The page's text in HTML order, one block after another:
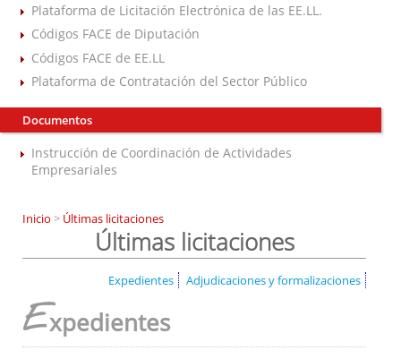
Plataforma de Licitación Electrónica de las EE.LL.
Códigos FACE de Diputación
Códigos FACE de EE.LL
Plataforma de Contratación del Sector Público
Documentos
Instrucción de Coordinación de Actividades
Empresariales
Inicio > Últimas licitaciones
Últimas licitaciones
Expedientes Adjudicaciones y formalizaciones
Expedientes